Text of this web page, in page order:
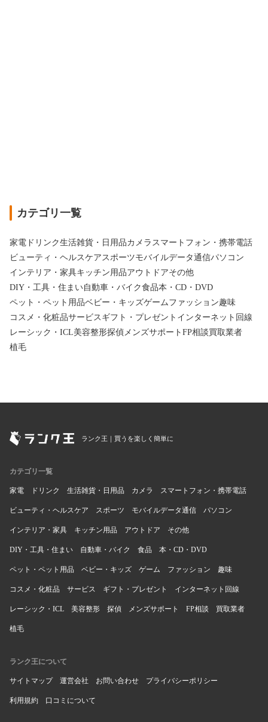
カテゴリ一覧
家電 ドリンク生活雑貨・日用品カメラ スマートフォン・携帯電話
ビューティ・ヘルスケア スポーツモバイルデータ通信パソコン
インテリア・家具キッチン用品アウトドアその他
DIY・工具・住まい自動車・バイク食品本・CD・DVD
ペット・ペット用品ベビー・キッズゲーム ファッション趣味
コスメ・化粧品サービス ギフト・プレゼント インターネット回線
レーシック・ICL美容整形探偵 メンズサポート FP相談買取業者
植毛
ランク王｜買うを楽しく簡単に
カテゴリ一覧
家電 ドリンク 生活雑貨・日用品 カメラ スマートフォン・携帯電話
ビューティ・ヘルスケア スポーツ モバイルデータ通信 パソコン
インテリア・家具 キッチン用品 アウトドア その他
DIY・工具・住まい 自動車・バイク 食品 本・CD・DVD
ペット・ペット用品 ベビー・キッズ ゲーム ファッション 趣味
コスメ・化粧品 サービス ギフト・プレゼント インターネット回線
レーシック・ICL 美容整形 探偵 メンズサポート FP相談 買取業者
植毛
ランク王について
サイトマップ 運営会社 お問い合わせ プライバシーポリシー
利用規約 口コミについて